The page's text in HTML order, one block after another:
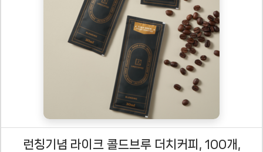
런칭기념 라이크 콜드브루 더치커피, 100개,